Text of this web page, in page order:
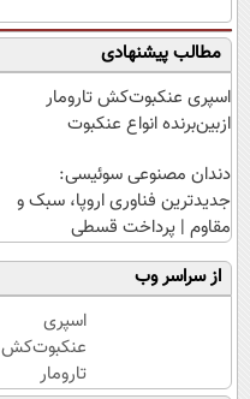
مطالب پیشنهادی
اسپری عنکبوت‌‌کش تارومار
ازبین‌برنده انواع عنکبوت
دندان مصنوعی سوئیسی:
جدیدترین فناوری اروپا، سبک و
مقاوم | پرداخت قسطی
از سراسر وب
اسپری
عنکبوت‌‌کش
تارومار